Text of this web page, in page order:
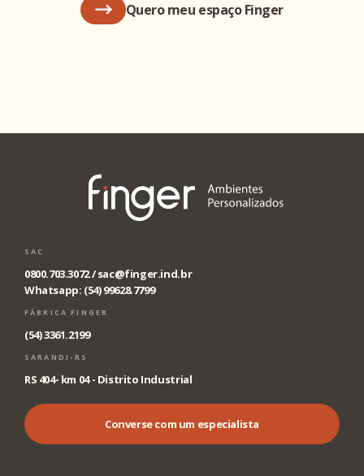
Quero meu espaço Finger
SAC
0800.703.3072 /sac@finger.ind.br
Whatsapp: (54) 99628.7799
FÁBRICA FINGER
(54) 3361.2199
SARANDI-RS
RS 404- km 04 - Distrito Industrial
Converse com um especialista